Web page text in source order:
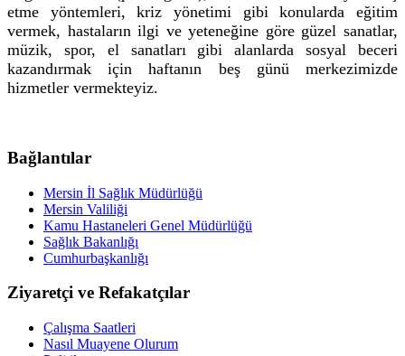
etme yöntemleri, kriz yönetimi gibi konularda eğitim
vermek, hastaların ilgi ve yeteneğine göre güzel sanatlar,
müzik, spor, el sanatları gibi alanlarda sosyal beceri
kazandırmak için haftanın beş günü merkezimizde
hizmetler vermekteyiz.
Bağlantılar
Mersin İl Sağlık Müdürlüğü
Mersin Valiliği
Kamu Hastaneleri Genel Müdürlüğü
Sağlık Bakanlığı
Cumhurbaşkanlığı
Ziyaretçi ve Refakatçılar
Çalışma Saatleri
Nasıl Muayene Olurum